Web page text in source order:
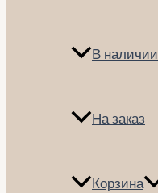
В наличии
На заказ
Корзина